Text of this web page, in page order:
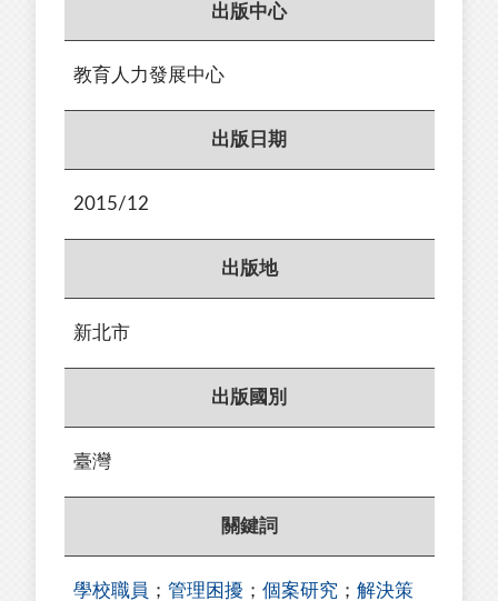
出版中心
教育人力發展中心
出版日期
2015/12
出版地
新北市
出版國別
臺灣
關鍵詞
學校職員 ； 管理困擾 ； 個案研究 ； 解決策